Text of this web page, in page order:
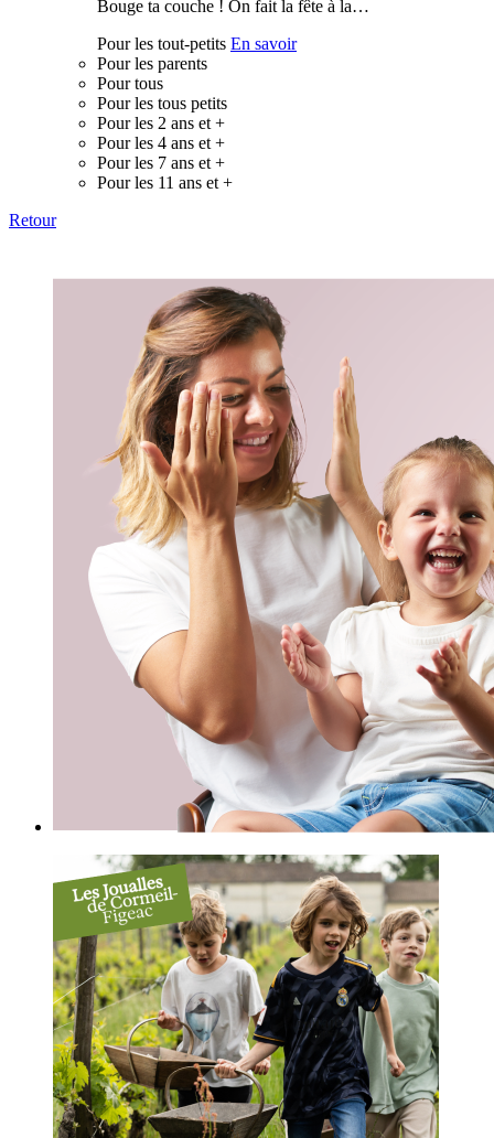
Bouge ta couche ! On fait la fête à la…
Pour les tout-petits En savoir
Pour les parents
Pour tous
Pour les tous petits
Pour les 2 ans et +
Pour les 4 ans et +
Pour les 7 ans et +
Pour les 11 ans et +
Retour